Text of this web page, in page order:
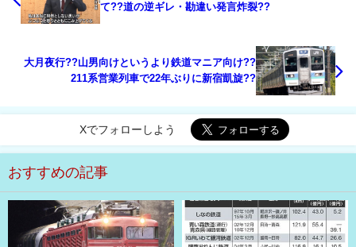
て??道の逆ギレ・勘違い発言炸裂??
大月夜行??山男向けというより鉄道マニア向け??
211系営業列車で22年ぶりに新宿凱旋??
Xでフォローしよう
おすすめの記事